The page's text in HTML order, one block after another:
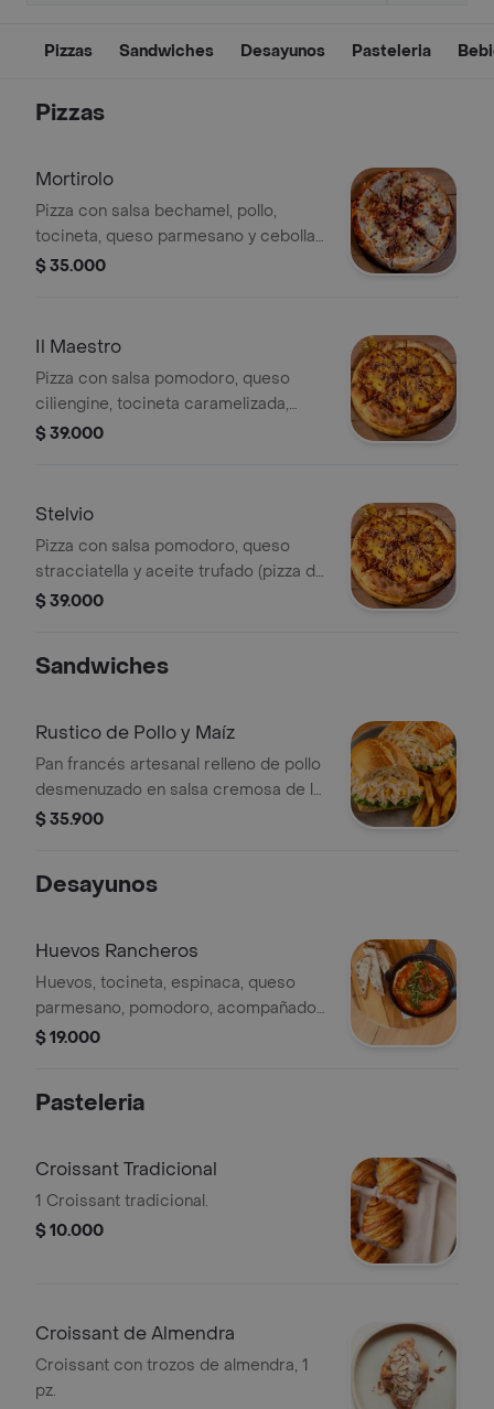
Pizzas Sandwiches Desayunos Pasteleria
Pizzas
Mortirolo
Pizza con salsa bechamel, pollo,
tocineta, queso parmesano y cebolla
caramelizada (Pizza de 30cm)
$ 35.000
Il Maestro
Pizza con salsa pomodoro, queso
ciliengine, tocineta caramelizada,
queso parmesano y aceite trufado
$ 39.000
Stelvio
Pizza con salsa pomodoro, queso
stracciatella y aceite trufado (pizza de
30cm)
$ 39.000
Sandwiches
Rustico de Pollo y Maíz
Pan francés artesanal relleno de pollo
desmenuzado en salsa cremosa de la
casa, maíz dulce, cebolla roja, lechuga
100 g de papas francesas y salsa de
$ 35.900
Desayunos
Huevos Rancheros
Huevos, tocineta, espinaca, queso
parmesano, pomodoro, acompañado
de pan masa madre
$ 19.000
Pasteleria
Croissant Tradicional
1 Croissant tradicional.
$ 10.000
Croissant de Almendra
Croissant con trozos de almendra, 1
pz.